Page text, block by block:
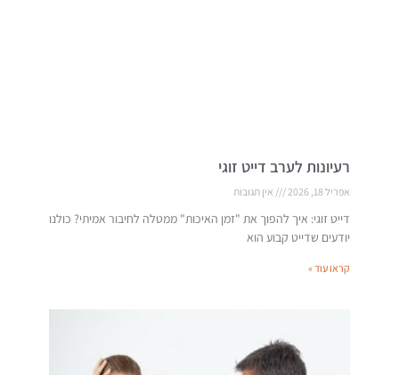
רעיונות לערב דייט זוגי
אפריל 18, 2026 אין תגובות
דייט זוגי: איך להפוך את "זמן האיכות" ממטלה לחיבור אמיתי? כולנו
יודעים שדייט קבוע הוא
קראו עוד »